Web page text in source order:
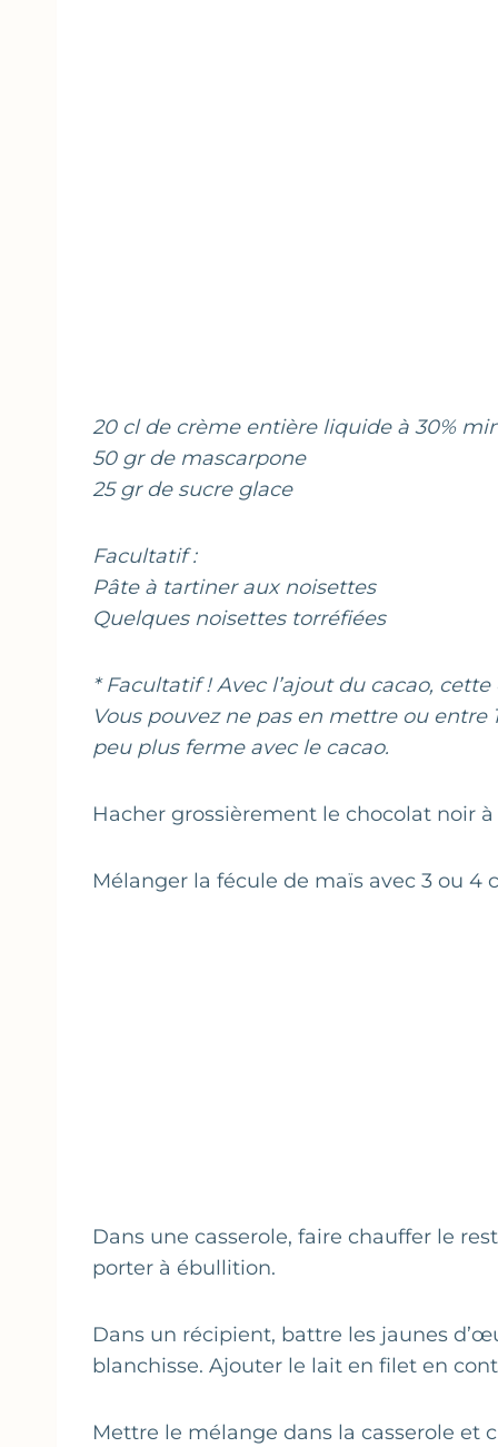
20 cl de crème entière liquide à 30%
50 gr de mascarpone
25 gr de sucre glace
Facultatif :
Pâte à tartiner aux noisettes
Quelques noisettes torréfiées
* Facultatif ! Avec l’ajout du cacao,
Vous pouvez ne pas en mettre ou entre
peu plus ferme avec le cacao.
Hacher grossièrement le chocolat noir à
Mélanger la fécule de maïs avec 3 ou 4
Dans une casserole, faire chauffer le
porter à ébullition.
Dans un récipient, battre les jaunes
blanchisse. Ajouter le lait en filet en
Mettre le mélange dans la casserole et